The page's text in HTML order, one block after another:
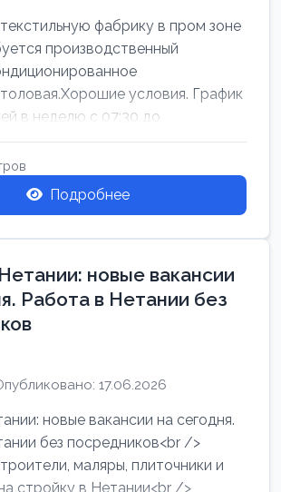
фабрику в пром зоне
производственный
условия. График
в неделю с 07:30 до
за...
Подробнее
новые вакансии
Работа в Нетании без
17.06.2026
новые вакансии на сегодня.
без посредников<br />
маляры, плиточники и
стройку в Нетании<br />